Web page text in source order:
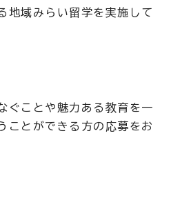
地域みらい留学を実施して
ことや魅力ある教育を一
ことができる方の応募をお